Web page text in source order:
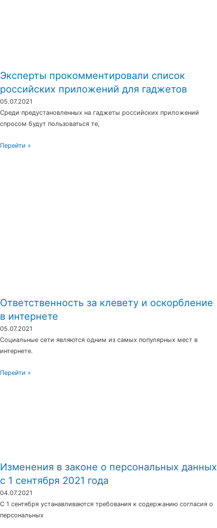
Эксперты прокомментировали список
российских приложений для гаджетов
05.07.2021
Среди предустановленных на гаджеты российских приложений
спросом будут пользоваться те,
Перейти »
Ответственность за клевету и оскорбление
в интернете
05.07.2021
Социальные сети являются одним из самых популярных мест в
интернете.
Перейти »
Изменения в законе о персональных данных
с 1 сентября 2021 года
04.07.2021
С 1 сентября устанавливаются требования к содержанию согласия о
персональных